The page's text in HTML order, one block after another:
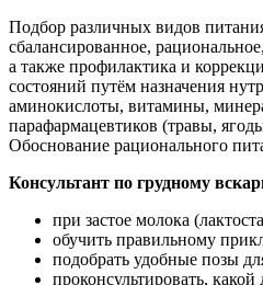
Подбор различных видов
сбалансированное,
а также профилактика и
состояний путём назначения
аминокислоты, витамины,
парафармацевтиков (травы,
Обоснование рационального
Консультант по грудному
при застое молока
обучить правильному
подобрать удобные позы
проконсультировать,